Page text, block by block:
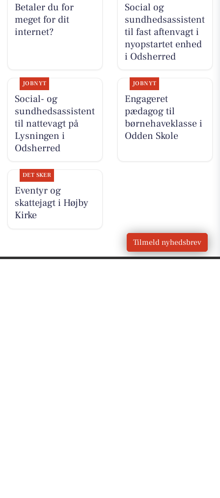
Betaler du for
meget for dit
internet?
Social og
sundhedsassistent
til fast aftenvagt i
nyopstartet enhed
i Odsherred
JOBNYT
Social- og
sundhedsassistent
til nattevagt på
Lysningen i
Odsherred
JOBNYT
Engageret
pædagog til
børnehaveklasse i
Odden Skole
DET SKER
Eventyr og
skattejagt i Højby
Kirke
Tilmeld nyhedsbrev